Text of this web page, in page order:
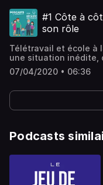
#1 Côte à
son rôle
Télétravail et école à
une situation inédite,
peuvent être
entre les parents et
07/04/2020 • 06:36
Podcasts